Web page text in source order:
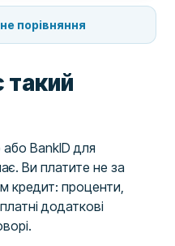
порівняння
такий
або BankID для
Ви платите не за
кредит: проценти,
додаткові